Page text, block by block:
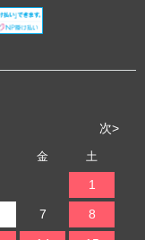
次>
金 土
1
7 8